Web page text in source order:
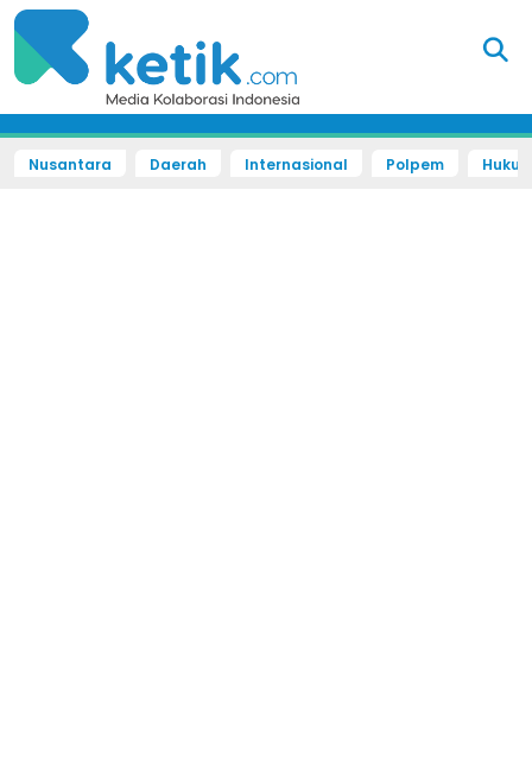
Nusantara Daerah Internasional Polpem